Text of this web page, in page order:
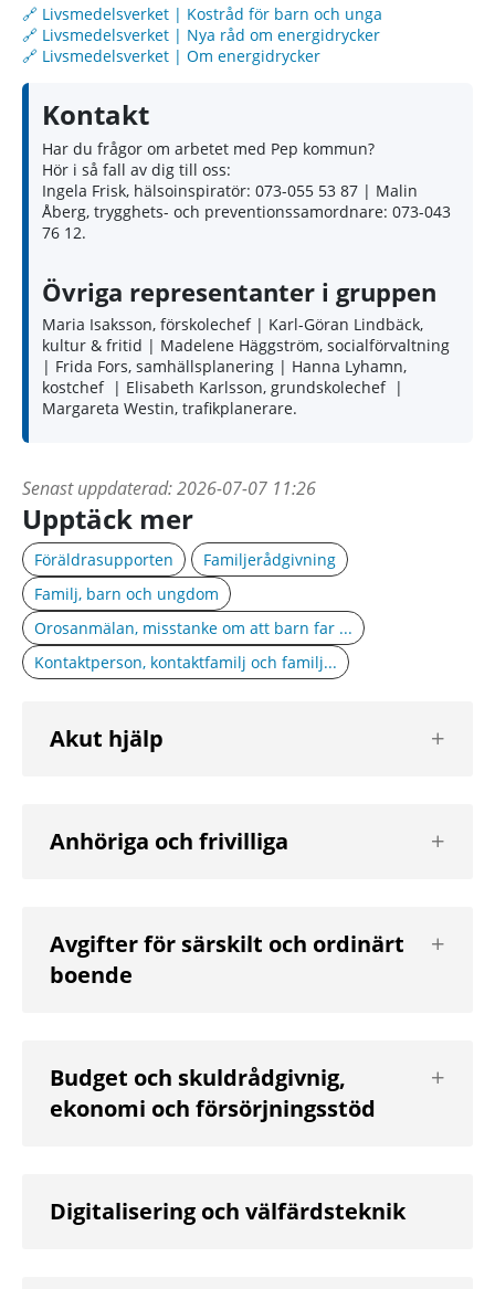
🔗 Livsmedelsverket | Kostråd för barn och unga
🔗 Livsmedelsverket | Nya råd om energidrycker
🔗 Livsmedelsverket | Om energidrycker
Kontakt
Har du frågor om arbetet med Pep kommun?
Hör i så fall av dig till oss:
Ingela Frisk, hälsoinspiratör: 073-055 53 87 | Malin
Åberg, trygghets- och preventionssamordnare: 073-043
76 12.
Övriga representanter i gruppen
Maria Isaksson, förskolechef | Karl-Göran Lindbäck,
kultur & fritid | Madelene Häggström, socialförvaltning
| Frida Fors, samhällsplanering | Hanna Lyhamn,
kostchef | Elisabeth Karlsson, grundskolechef |
Margareta Westin, trafikplanerare.
Senast uppdaterad:2026-07-07 11:26
Upptäck mer
Föräldrasupporten
Familjerådgivning
Familj, barn och ungdom
Orosanmälan, misstanke om att barn far ...
Kontaktperson, kontaktfamilj och familj...
Akut hjälp
nästa
Anhöriga och frivilliga
nästa
Avgifter för särskilt och ordinärt
boende
nästa
Budget och skuldrådgivnig,
ekonomi och försörjningsstöd
nästa
Digitalisering och välfärdsteknik